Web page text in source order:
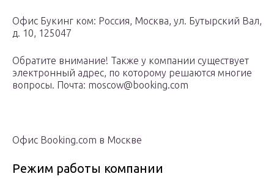
Офис Букинг ком: Россия, Москва, ул. Бутырский Вал,
д. 10, 125047
Обратите внимание! Также у компании существует
электронный адрес, по которому решаются многие
вопросы. Почта: moscow@booking.com
Офис Booking.com в Москве
Режим работы компании